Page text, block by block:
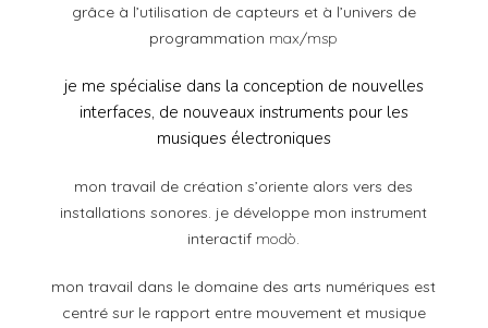
grâce à l’utilisation de capteurs et à l’univers de
programmation max/msp
je me spécialise dans la conception de nouvelles
interfaces, de nouveaux instruments pour les
musiques électroniques
mon travail de création s’oriente alors vers des
installations sonores. je développe mon instrument
interactif modò.
mon travail dans le domaine des arts numériques est
centré sur le rapport entre mouvement et musique